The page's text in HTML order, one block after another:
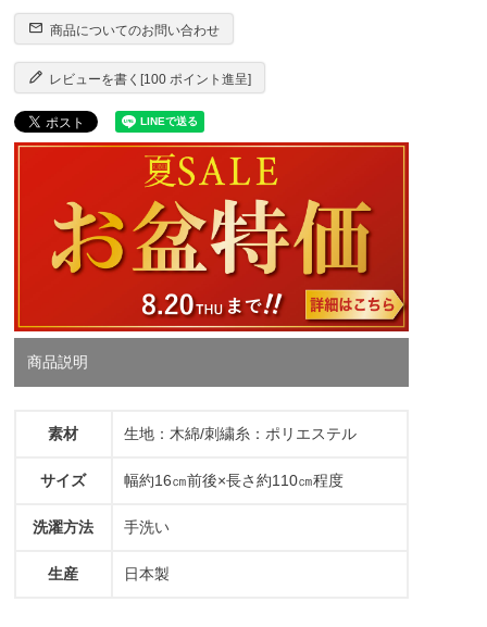
商品についてのお問い合わせ
レビューを書く[100 ポイント進呈]
商品説明
素材 生地：木綿/刺繍糸：ポリエステル
サイズ 幅約16㎝前後×長さ約110㎝程度
洗濯方法 手洗い
生産 日本製